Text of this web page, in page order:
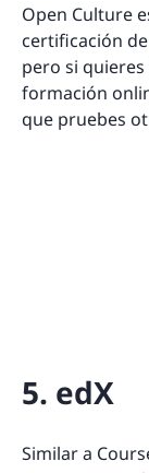
Open Culture
certificación
pero si
formación
que pruebes
5. edX
Similar a